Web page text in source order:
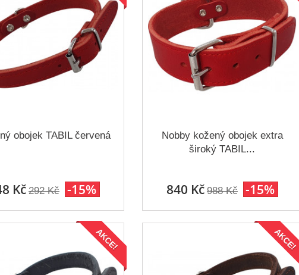
obojek TABIL červená
Kč 292 Kč -15%
Nobby kožený obojek extra
široký TABIL...
840 Kč 988 Kč -15%
AKCE! AKCE!